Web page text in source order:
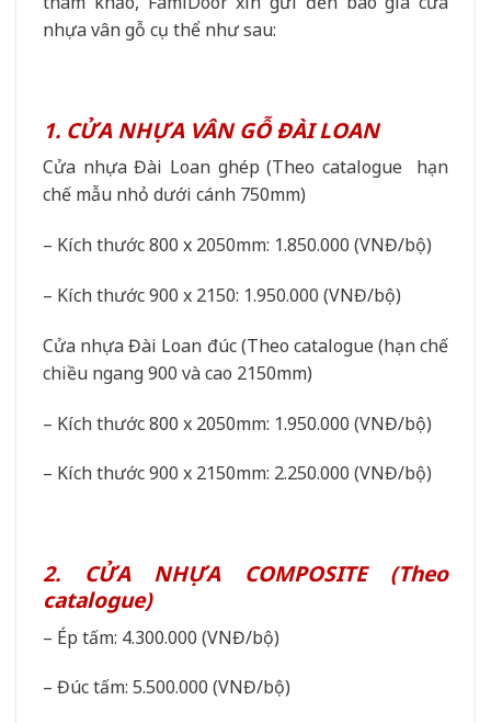
nhựa vân gỗ cụ thể như sau:
1. CỬA NHỰA VÂN GỖ ĐÀI LOAN
Cửa nhựa Đài Loan ghép (Theo catalogue hạn
chế mẫu nhỏ dưới cánh 750mm)
– Kích thước 800 x 2050mm: 1.850.000 (VNĐ/bộ)
– Kích thước 900 x 2150: 1.950.000 (VNĐ/bộ)
Cửa nhựa Đài Loan đúc (Theo catalogue (hạn chế
chiều ngang 900 và cao 2150mm)
– Kích thước 800 x 2050mm: 1.950.000 (VNĐ/bộ)
– Kích thước 900 x 2150mm: 2.250.000 (VNĐ/bộ)
2. CỬA NHỰA COMPOSITE (Theo
catalogue)
– Ép tấm: 4.300.000 (VNĐ/bộ)
– Đúc tấm: 5.500.000 (VNĐ/bộ)